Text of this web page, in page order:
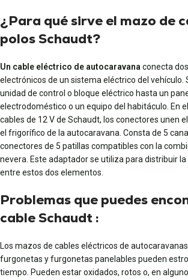
¿Para qué sirve el mazo de
polos Schaudt?
Un cable eléctrico de autocaravana conecta
electrónicos de un sistema eléctrico del vehículo.
unidad de control o bloque eléctrico hasta un
electrodoméstico o un equipo del habitáculo. En
cables de 12 V de Schaudt, los conectores unen
el frigorífico de la autocaravana. Consta de 5
conectores de 5 patillas compatibles con la
nevera. Este adaptador se utiliza para distribuir
entre estos dos elementos.
Problemas que puedes
cable Schaudt :
Los mazos de cables eléctricos de
furgonetas y furgonetas panelables pueden
tiempo. Pueden estar oxidados, rotos o, en